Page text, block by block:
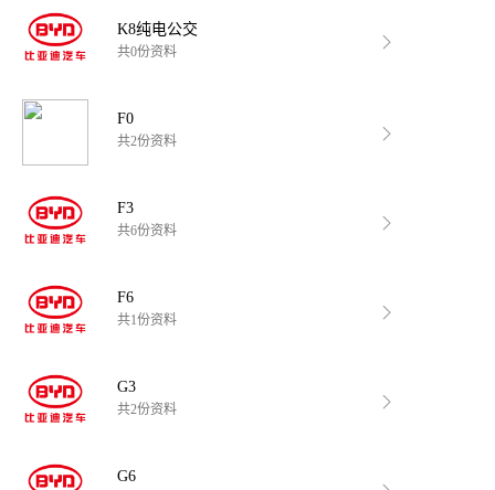
K8纯电公交
共0份资料
F0
共2份资料
F3
共6份资料
F6
共1份资料
G3
共2份资料
G6